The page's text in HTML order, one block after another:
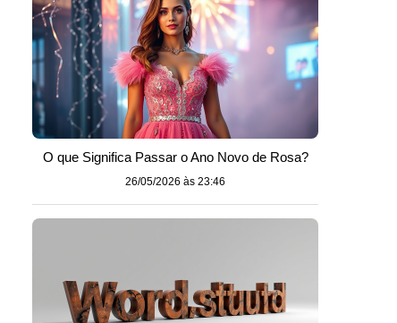
O que Significa Passar o Ano Novo de Rosa?
26/05/2026 às 23:46